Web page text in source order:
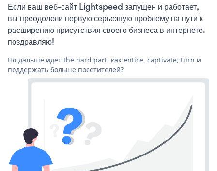
Если ваш веб-сайт Lightspeed запущен и работает,
вы преодолели первую серьезную проблему на пути к
расширению присутствия своего бизнеса в интернете.
поздравляю!
Но дальше идет the hard part: как entice, captivate, turn и
поддержать больше посетителей?